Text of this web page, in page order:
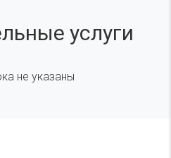
услуги
не указаны